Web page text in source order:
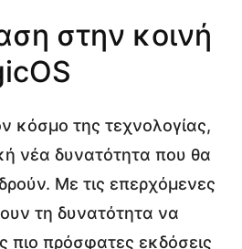
στην κοινή
κόσμο της τεχνολογίας,
νέα δυνατότητα που θα
Με τις επερχόμενες
τη δυνατότητα να
πιο πρόσφατες εκδόσεις